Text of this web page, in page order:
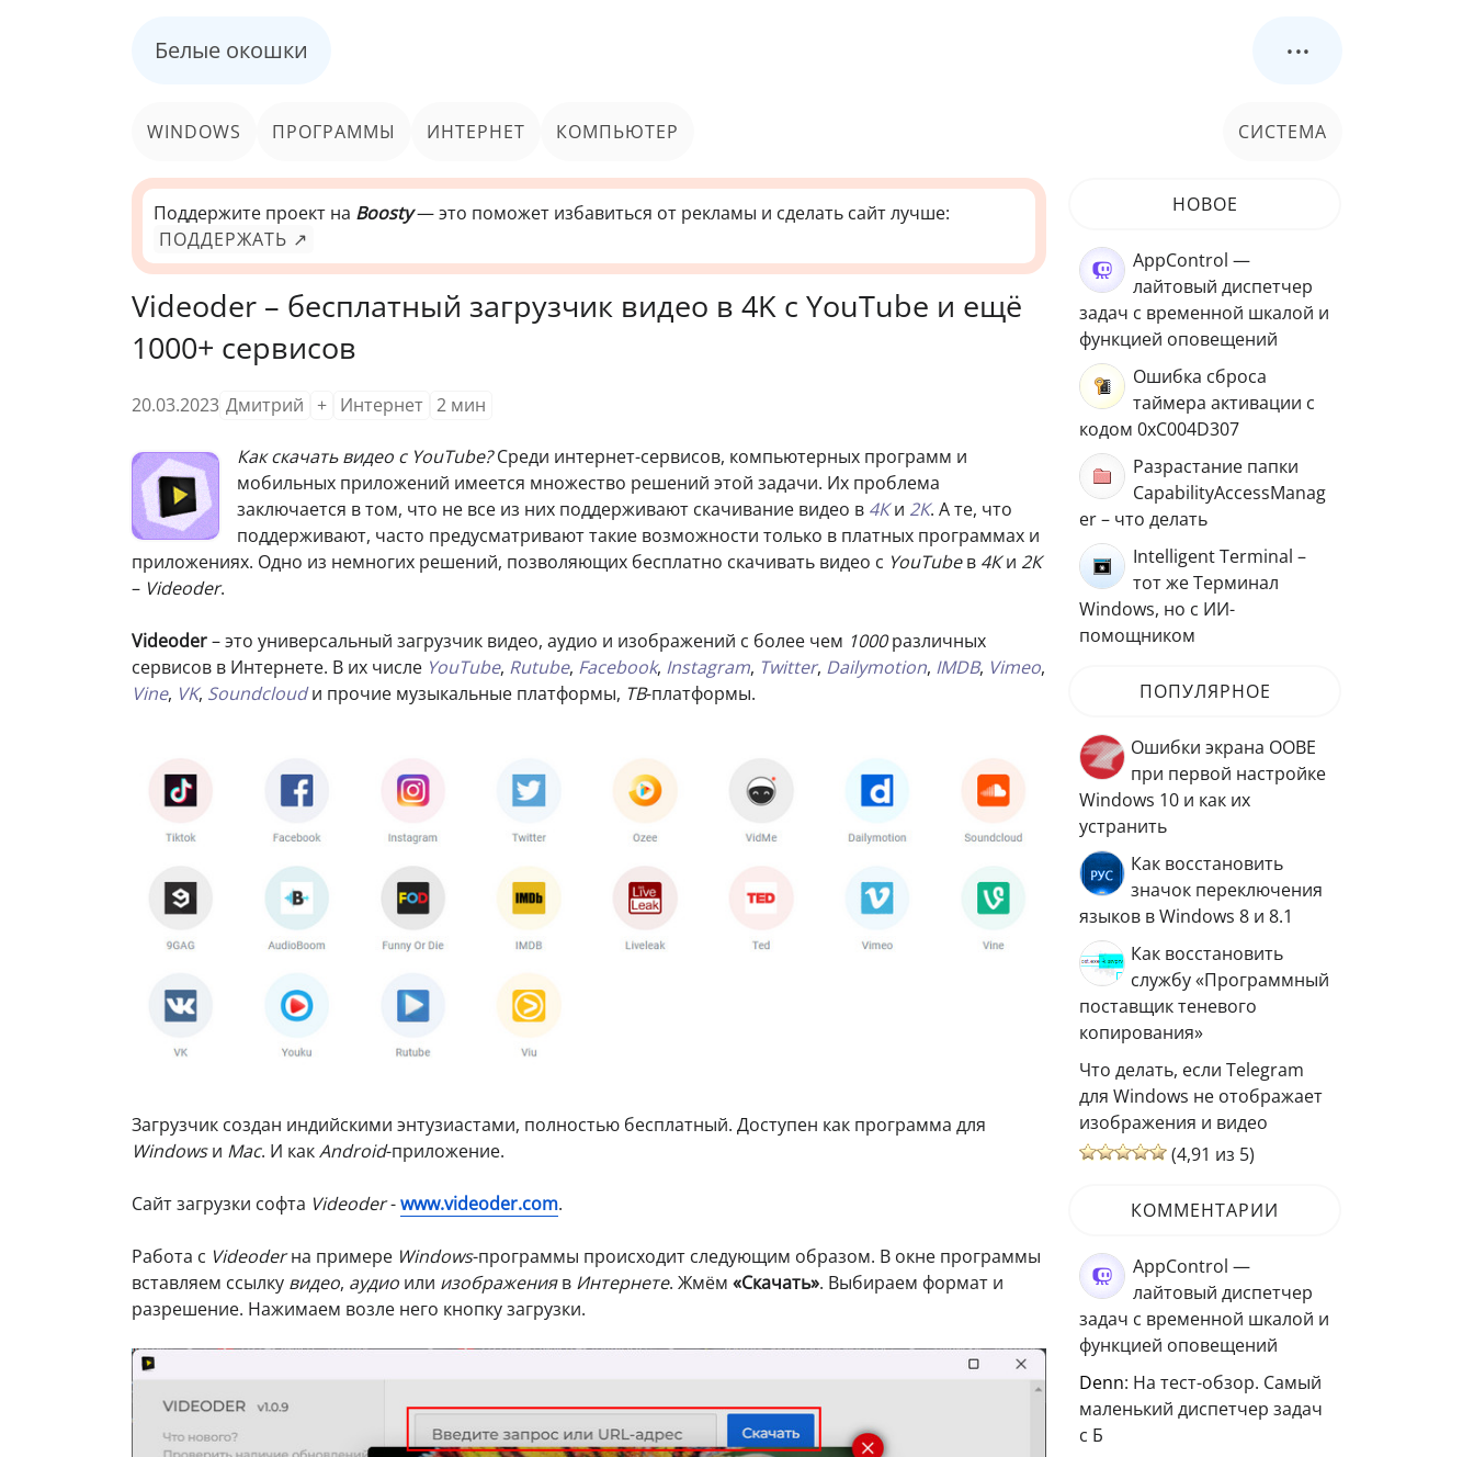
Белые окошки ...
WINDOWS ПРОГРАММЫ ИНТЕРНЕТ КОМПЬЮТЕР СИСТЕМА
Поддержите проект на Boosty— это поможет избавиться от рекламы и сделать сайт лучше:
ПОДДЕРЖАТЬ ↗
Videoder – бесплатный загрузчик видео в 4K с YouTube и ещё
1000+ сервисов
20.03.2023 Дмитрий + Интернет 2 мин
Как скачать видео с YouTube?Среди интернет-сервисов, компьютерных программ и
мобильных приложений имеется множество решений этой задачи. Их проблема
заключается в том, что не все из них поддерживают скачивание видео в 4Ки 2К. А те, что
поддерживают, часто предусматривают такие возможности только в платных программах и
приложениях. Одно из немногих решений, позволяющих бесплатно скачивать видео с YouTubeв 4Ки 2К
– Videoder.
Videoder– это универсальный загрузчик видео, аудио и изображений с более чем 1000различных
сервисов в Интернете. В их числе YouTube, Rutube, Facebook, Instagram, Twitter, Dailymotion, IMDB, Vimeo,
Vine, VK, Soundcloudи прочие музыкальные платформы, ТВ-платформы.
Загрузчик создан индийскими энтузиастами, полностью бесплатный. Доступен как программа для
Windowsи Mac. И какAndroid-приложение.
Сайт загрузки софта Videoder-www.videoder.com.
Работа с Videoderна примере Windows-программы происходит следующим образом. В окне программы
вставляем ссылку видео, аудио или изображенияв Интернете. Жмём «Скачать». Выбираем формат и
разрешение. Нажимаем возле него кнопку загрузки.
НОВОЕ
AppControl —
лайтовый диспетчер
задач с временной шкалой и
функцией оповещений
Ошибка сброса
таймера активации с
кодом 0xC004D307
Разрастание папки
CapabilityAccessManag
er – что делать
Intelligent Terminal –
тот же Терминал
Windows, но с ИИ-
помощником
ПОПУЛЯРНОЕ
Ошибки экрана OOBE
при первой настройке
Windows 10 и как их
устранить
Как восстановить
значок переключения
языков в Windows 8 и 8.1
Как восстановить
службу «Программный
поставщик теневого
копирования»
Что делать, если Telegram
для Windows не отображает
изображения и видео
(4,91 из 5)
КОММЕНТАРИИ
AppControl —
лайтовый диспетчер
задач с временной шкалой и
функцией оповещений
Denn: На тест-обзор. Самый
маленький диспетчер задач
с Б